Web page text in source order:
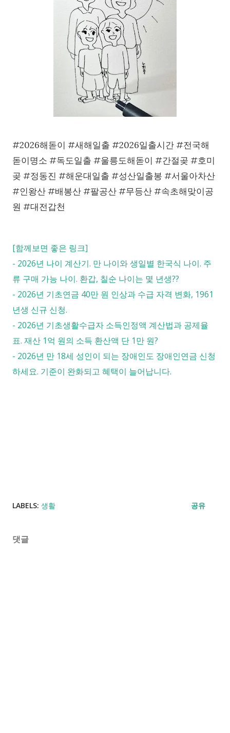
#2026해돋이 #새해일출 #2026일출시간 #전국해
돋이명소 #독도일출 #울릉도해돋이 #간절곶 #호미
곶 #정동진 #해운대일출 #성산일출봉 #서울아차산
#인왕산 #배봉산 #팔공산 #무등산 #속초해맞이공
원 #대전갑천
[함께보면 좋은 링크]
- 2026년 나이 계산기. 만 나이와 생일별 한국식 나이. 주
류 구매 가능 나이. 환갑, 칠순 나이는 몇 년생??
- 2026년 기초연금 40만 원 인상과 수급 자격 변화, 1961
년생 신규 신청.
- 2026년 기초생활수급자 소득인정액 계산법과 공제율
표. 재산 1억 원의 소득 환산액 단 1만 원?
- 2026년 만 18세 성인이 되는 장애인도 장애인연금 신청
하세요. 기준이 완화되고 혜택이 늘어납니다.
LABELS: 생활 공유
댓글